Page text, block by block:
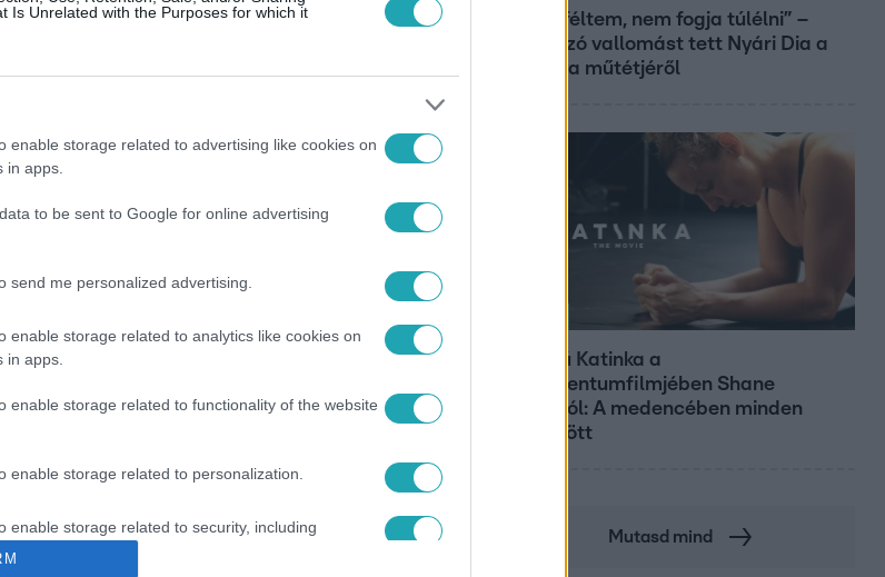
Is Unrelated with the Purposes for which it
enable storage related to advertising like cookies on
in apps.
to be sent to Google for online advertising
send me personalized advertising.
enable storage related to analytics like cookies on
in apps.
enable storage related to functionality of the website
enable storage related to personalization.
enable storage related to security, including
and fraud prevention, and other user protection.
találatokban!
„Attól féltem, nem fogja túlélni” –
megrázó vallomást tett Nyári Dia a
kislánya műtétjéről
Hosszú Katinka a
dokumentumfilmjében Shane
Tusupról: A medencében minden
működött
Mutasd mind